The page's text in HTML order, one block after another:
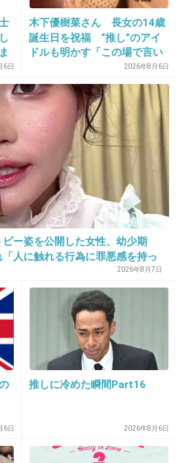
んじゃない？
田舎以上に東京だと似る
考え方やら）
らん
だと勘違いしてる地方出
メージ
+466 -71
率ワースト30（2015年
ロの東西線「木場～門前
総武線「錦糸町～両国」
になっていた。このふた
めにし」「だけど千葉県
い」「立派ですよ！」と
6日
木下優樹菜さん 長女の14歳
誕生日を祝福 “推し”のアイ
ドルも明かす「この場で言い
2026年8月6日
ー姿を公開した女性、幼少期
人に触れる行為に罪悪感を持っ
2026年8月7日
6日
推しに冷めた瞬間Part16
2026年8月6日